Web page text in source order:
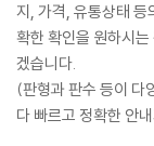
지, 가격, 유통상태 등
확한 확인을 원하시
겠습니다.
(판형과 판수 등이 다
다 빠르고 정확한 안